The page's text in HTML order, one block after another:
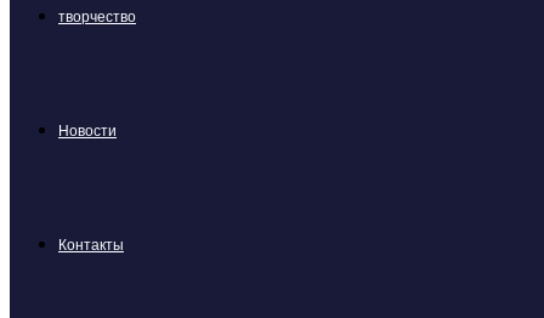
творчество
Новости
Контакты